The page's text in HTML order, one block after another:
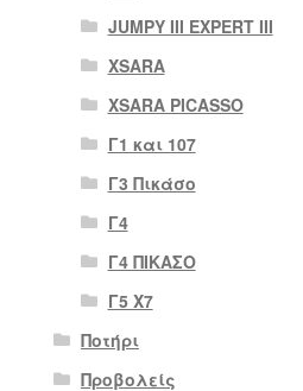
JUMPY III EXPERT III
XSARA
XSARA PICASSO
Γ1 και 107
Γ3 Πικάσο
Γ4
Γ4 ΠΙΚΑΣΟ
Γ5 Χ7
Ποτήρι
Προβολείς